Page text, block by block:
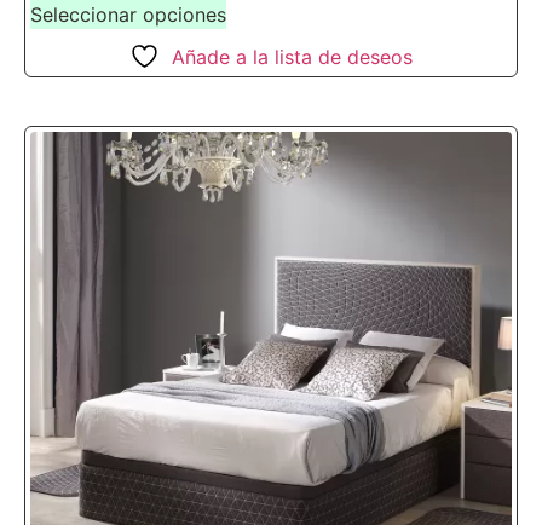
Seleccionar opciones
Añade a la lista de deseos